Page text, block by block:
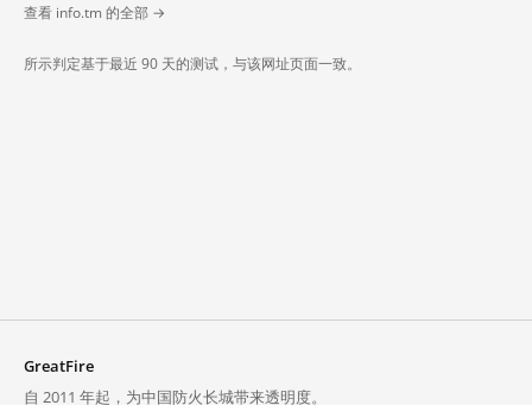
查看 info.tm 的全部 →
所示判定基于最近 90 天的测试，与该网址页面一致。
GreatFire
自 2011 年起，为中国防火长城带来透明度。